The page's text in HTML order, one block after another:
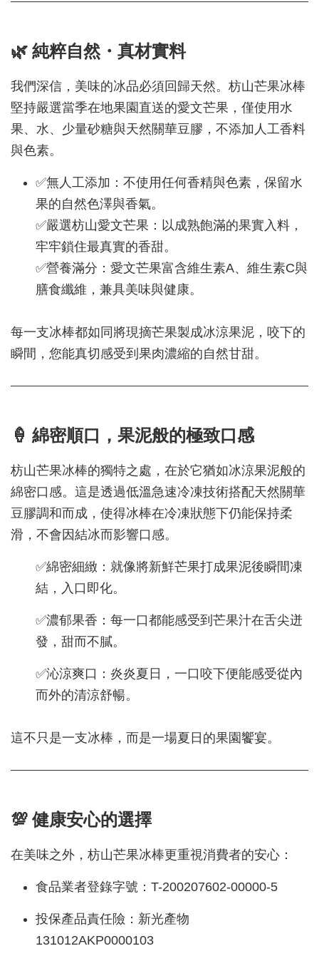
🌿 純粹自然・真材實料
我們深信，美味的冰品必須回歸天然。枋山芒果冰棒
堅持嚴選當季在地果園直送的愛文芒果，僅使用水
果、水、少量砂糖與天然關華豆膠，不添加人工香料
與色素。
✅無人工添加：不使用任何香精與色素，保留水
果的自然色澤與香氣。
✅嚴選枋山愛文芒果：以成熟飽滿的果實入料，
牢牢鎖住最真實的香甜。
✅營養滿分：愛文芒果富含維生素A、維生素C與
膳食纖維，兼具美味與健康。
每一支冰棒都如同將現摘芒果製成冰涼果泥，咬下的
瞬間，您能真切感受到果肉濃縮的自然甘甜。
🍦 綿密順口，果泥般的極致口感
枋山芒果冰棒的獨特之處，在於它猶如冰涼果泥般的
綿密口感。這是透過低溫急速冷凍技術搭配天然關華
豆膠調和而成，使得冰棒在冷凍狀態下仍能保持柔
滑，不會因結冰而影響口感。
✅綿密細緻：就像將新鮮芒果打成果泥後瞬間凍
結，入口即化。
✅濃郁果香：每一口都能感受到芒果汁在舌尖迸
發，甜而不膩。
✅沁涼爽口：炎炎夏日，一口咬下便能感受從內
而外的清涼舒暢。
這不只是一支冰棒，而是一場夏日的果園饗宴。
💯 健康安心的選擇
在美味之外，枋山芒果冰棒更重視消費者的安心：
食品業者登錄字號：T-200207602-00000-5
投保產品責任險：新光產物
131012AKP0000103